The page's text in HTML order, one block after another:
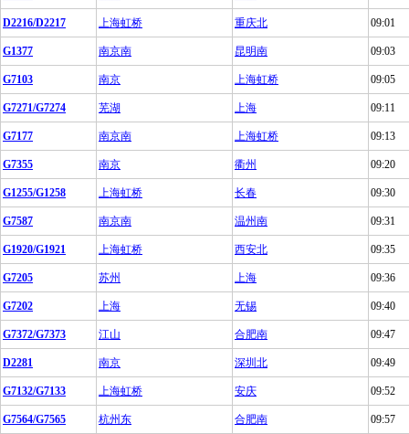
D2216/D2217 上海虹桥 重庆北 09:01
G1377 南京南 昆明南 09:03
G7103 南京 上海虹桥 09:05
G7271/G7274 芜湖 上海 09:11
G7177 南京南 上海虹桥 09:13
G7355 南京 衢州 09:20
G1255/G1258 上海虹桥 长春 09:30
G7587 南京南 温州南 09:31
G1920/G1921 上海虹桥 西安北 09:35
G7205 苏州 上海 09:36
G7202 上海 无锡 09:40
G7372/G7373 江山 合肥南 09:47
D2281 南京 深圳北 09:49
G7132/G7133 上海虹桥 安庆 09:52
G7564/G7565 杭州东 合肥南 09:57